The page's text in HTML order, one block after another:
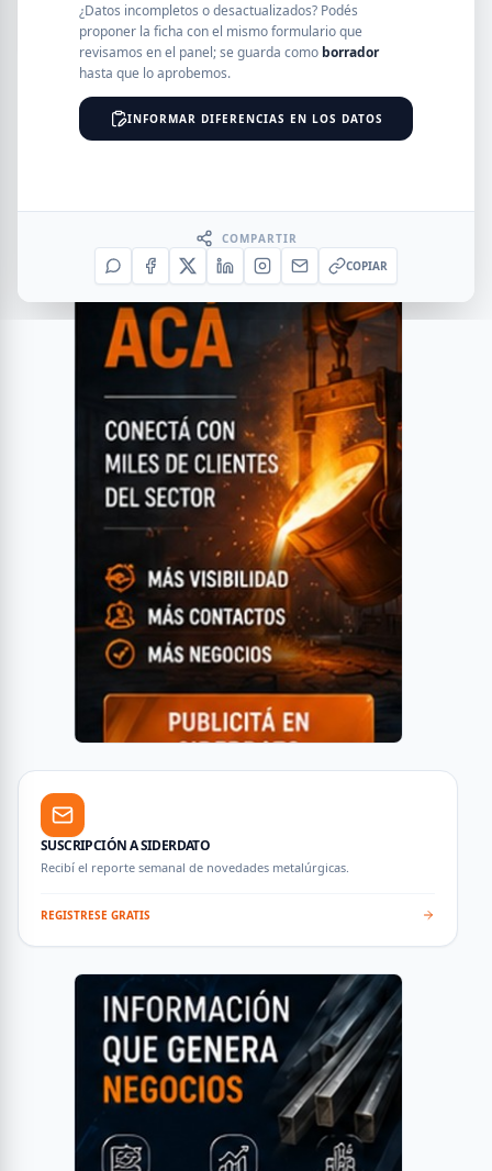
SUSCRIPCIÓN A SIDERDATO
Recibí el reporte semanal de novedades metalúrgicas.
REGISTRESE GRATIS
¿Datos incompletos o desactualizados? Podés
proponer la ficha con el mismo formulario que
revisamos en el panel; se guarda como borrador
hasta que lo aprobemos.
INFORMAR DIFERENCIAS EN LOS DATOS
COMPARTIR
COPIAR